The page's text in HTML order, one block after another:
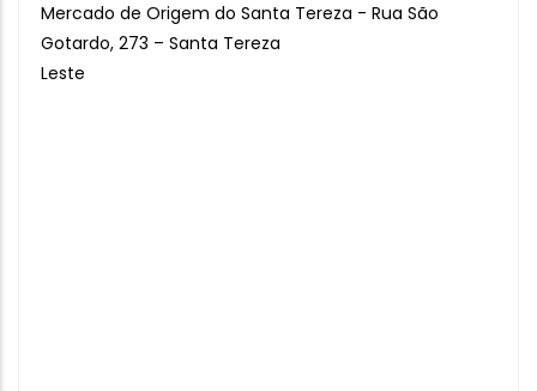
Mercado de Origem do Santa Tereza - Rua São
Gotardo, 273 – Santa Tereza
Leste